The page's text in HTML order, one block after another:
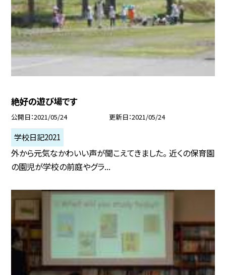
絶好の遊び場です
公開日 2021/05/24 更新日 2021/05/24
学校日記2021
外から元気なかわいい声が聞こえてきました。 近くの保育園
の園児が学校の前庭やグラ...